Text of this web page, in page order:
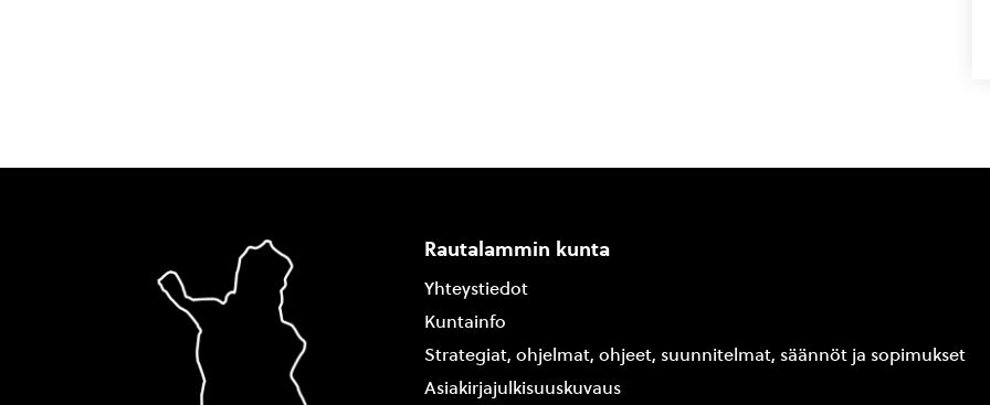
Rautalammin kunta
Yhteystiedot
Kuntainfo
Strategiat, ohjelmat, ohjeet, suunnitelmat, säännöt ja sopimukset
Asiakirjajulkisuuskuvaus